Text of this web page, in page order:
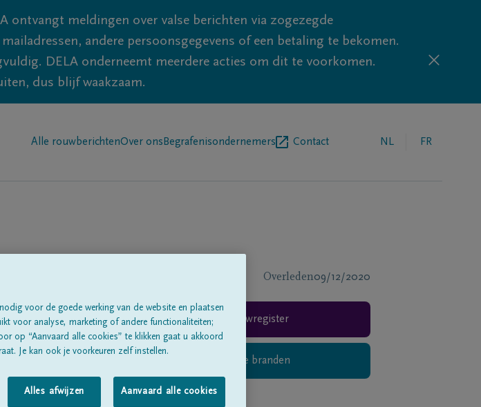
ontvangt meldingen over valse berichten via zogezegde
andere persoonsgegevens of een betaling te bekomen.
DELA onderneemt meerdere acties om dit te voorkomen.
dus blijf waakzaam.
Alle rouwberichtenOver ons Begrafenisondernemers Contact NL FR
Overleden09/12/2020
08/02/1929
Rouwregister
Digitaal kaarsje branden
voor de goede werking van de website en plaatsen
voor analyse, marketing of andere functionaliteiten;
op “Aanvaard alle cookies” te klikken gaat u akkoord
Je kan ook je voorkeuren zelf instellen.
Alles afwijzen Aanvaard alle cookies